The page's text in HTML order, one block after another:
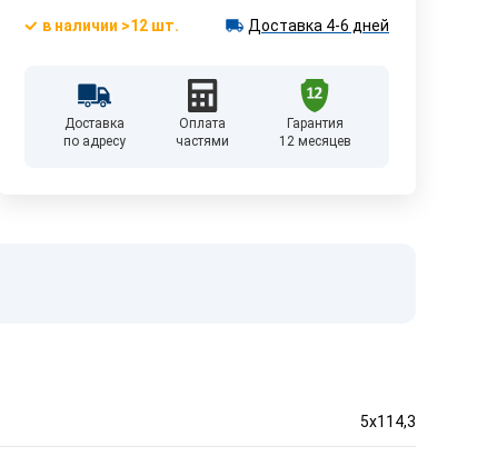
в наличии >12 шт. Доставка 4-6 дней
Доставка
по адресу
Оплата
частями
Гарантия
12 месяцев
5x114,3